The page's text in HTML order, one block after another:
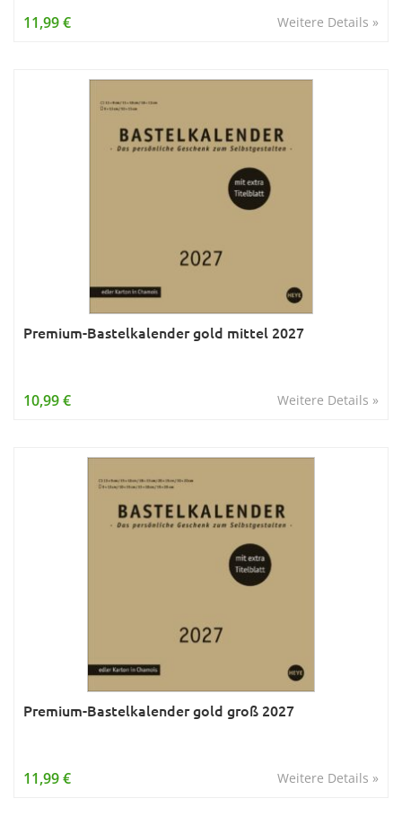
Weitere Details »
11,99 €
Premium-Bastelkalender gold mittel 2027
Weitere Details »
10,99 €
Premium-Bastelkalender gold groß 2027
Weitere Details »
11,99 €